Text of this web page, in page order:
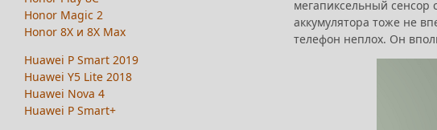
мегапиксельный
аккумулятора тоже не
телефон неплох. Он
Honor Magic 2
Honor 8X и 8X Max
Huawei P Smart 2019
Huawei Y5 Lite 2018
Huawei Nova 4
Huawei P Smart+